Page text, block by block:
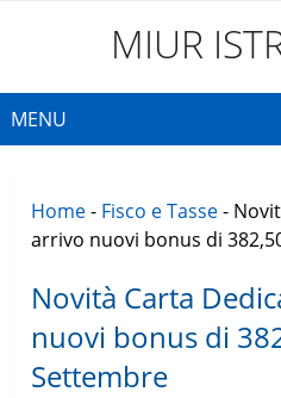
MIUR
MENU
Home- Fisco e Tasse-
arrivo nuovi bonus di
Novità Carta
nuovi bonus di
Settembre